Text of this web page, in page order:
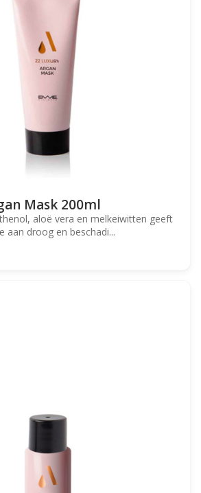
Mask 200ml
aloë vera en melkeiwitten geeft
aan droog en beschadi...